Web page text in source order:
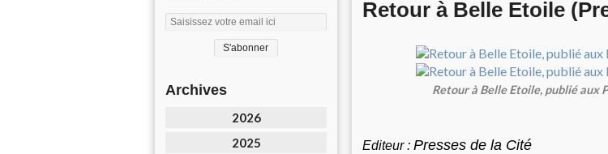
Archives
2026
2025
Retour à Belle Etoile
Retour à Belle Etoile, publié aux
Editeur : Presses de la Cité